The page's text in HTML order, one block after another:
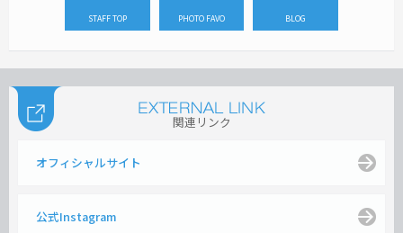
STAFF TOP PHOTO FAVO BLOG
関連リンク
オフィシャルサイト
公式Instagram